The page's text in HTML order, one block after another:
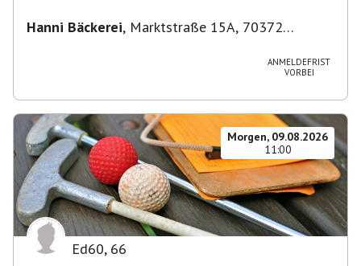
Hanni Bäckerei, Marktstraße 15A, 70372
ANMELDEFRIST
VORBEI
Morgen, 09.08.2026
11:00
Ed60, 66